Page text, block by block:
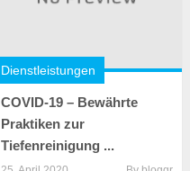
Dienstleistungen
COVID-19 – Bewährte
Praktiken zur
Tiefenreinigung ...